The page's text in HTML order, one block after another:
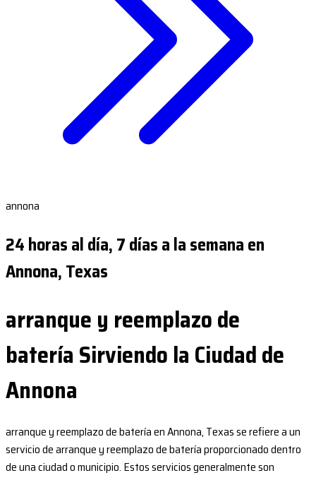
annona
24 horas al día, 7 días a la semana en
Annona, Texas
arranque y reemplazo de
batería Sirviendo la Ciudad de
Annona
arranque y reemplazo de batería en Annona, Texas se refiere a un
servicio de arranque y reemplazo de batería proporcionado dentro
de una ciudad o municipio. Estos servicios generalmente son